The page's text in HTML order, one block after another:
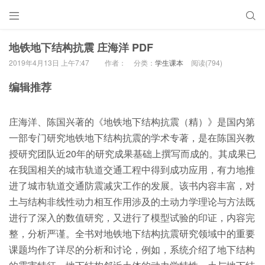
 
地铁地下结构抗震 庄海洋 PDF
2019年4月13日 上午7:47 作者： 分类： 学生课本 阅读(794)
编辑推荐
庄海洋、陈国兴著的《地铁地下结构抗震（精）》是国内第
一部专门研究地铁地下结构抗震的学术专著，是在陈国兴教
授研究团队近20年的研究成果基础上撰写而成的。其成果已
在我国相关的城市轨道交通工程中得到成功应用，有力地推
进了城市轨道交通防震减灾工作的发展。该书内容丰富，对
土与结构非线性动力相互作用涉及的土动力学理论与方法既
进行了深入的数值研究，又进行了模型试验的印证，内容完
整，分析严谨。全书对地铁地下结构抗震研究领域中的重要
课题均作了详尽的分析和讨论，例如，系统介绍了地下结构